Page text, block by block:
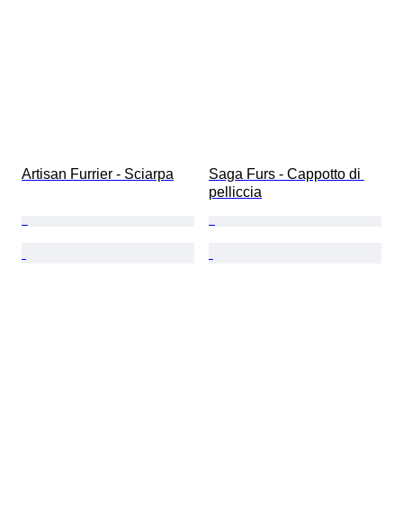
Artisan Furrier - Sciarpa
Saga Furs - Cappotto di
pelliccia